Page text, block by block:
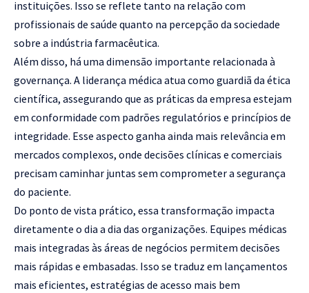
instituições. Isso se reflete tanto na relação com
profissionais de saúde quanto na percepção da sociedade
sobre a indústria farmacêutica.
Além disso, há uma dimensão importante relacionada à
governança. A liderança médica atua como guardiã da ética
científica, assegurando que as práticas da empresa estejam
em conformidade com padrões regulatórios e princípios de
integridade. Esse aspecto ganha ainda mais relevância em
mercados complexos, onde decisões clínicas e comerciais
precisam caminhar juntas sem comprometer a segurança
do paciente.
Do ponto de vista prático, essa transformação impacta
diretamente o dia a dia das organizações. Equipes médicas
mais integradas às áreas de negócios permitem decisões
mais rápidas e embasadas. Isso se traduz em lançamentos
mais eficientes, estratégias de acesso mais bem